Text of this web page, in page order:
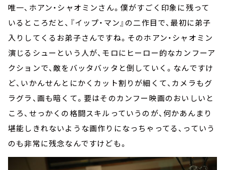
唯一、ホアン・シャオミンさん。僕がすごく印象に残って
いるところだと、『イップ・マン』の二作目で、最初に弟子
入りしてくるお弟子さんですね。そのホアン・シャオミン
演じるシューという人が、モロにヒーロー的なカンフーア
クションで、敵をバッタバッタと倒していく。なんですけ
ど、いかんせんとにかくカット割りが細くて、カメラもグ
ラグラ、画も暗くて。要はそのカンフー映画のおいしいと
ころ、せっかくの格闘スキルっていうのが、何かあんまり
堪能しきれないような画作りになっちゃってる、っていう
のも非常に残念なんですけども。